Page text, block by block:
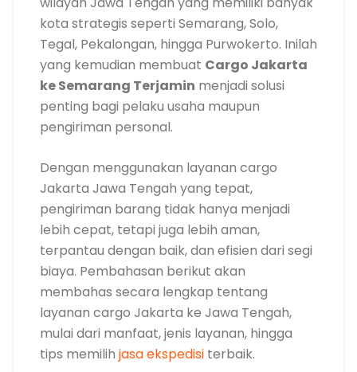
kota strategis seperti Semarang, Solo,
Tegal, Pekalongan, hingga Purwokerto. Inilah
yang kemudian membuat Cargo Jakarta
ke Semarang Terjamin menjadi solusi
penting bagi pelaku usaha maupun
pengiriman personal.
Dengan menggunakan layanan cargo
Jakarta Jawa Tengah yang tepat,
pengiriman barang tidak hanya menjadi
lebih cepat, tetapi juga lebih aman,
terpantau dengan baik, dan efisien dari segi
biaya. Pembahasan berikut akan
membahas secara lengkap tentang
layanan cargo Jakarta ke Jawa Tengah,
mulai dari manfaat, jenis layanan, hingga
tips memilih jasa ekspedisi terbaik.